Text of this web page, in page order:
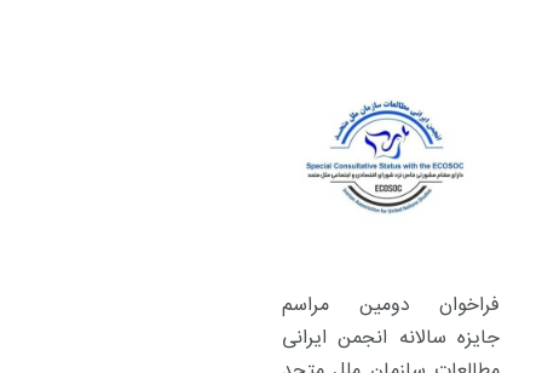
فراخوان دومین مراسم
جایزه سالانه انجمن ایرانی